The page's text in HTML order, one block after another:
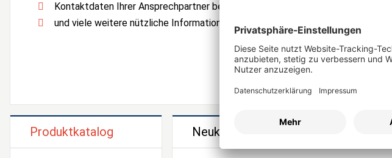
Kontaktdaten Ihrer Ansprechpartner bei IBC SOLAR
und viele weitere nützliche Informationen und Services
Produktkatalog Neukunden Registrierung